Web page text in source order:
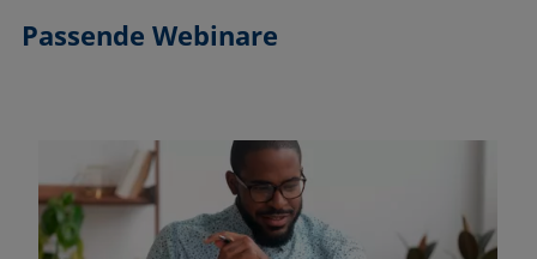
Passende Webinare